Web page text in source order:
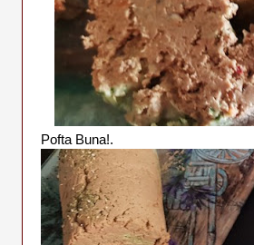
Pofta Buna!.